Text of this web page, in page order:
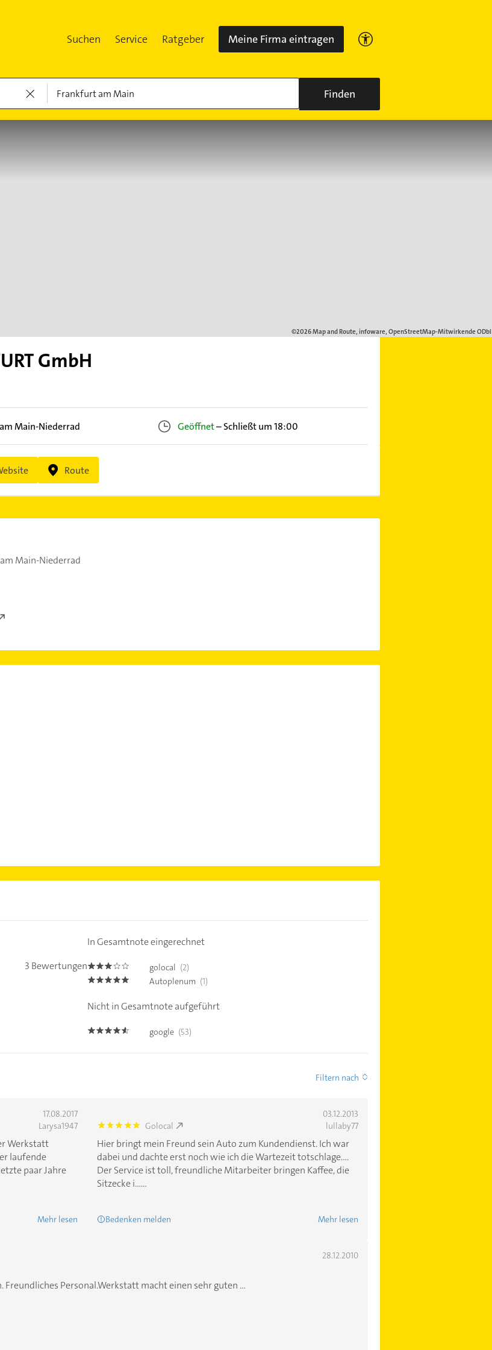
Suchen Service Ratgeber Meine Firma eintragen
Finden
GmbH
Main-Niederrad Geöffnet– Schließt um 18:00
Route
Main-Niederrad
3 Bewertungen
In Gesamtnote eingerechnet
3.0 golocal (2)
4.8 Autoplenum (1)
Nicht in Gesamtnote aufgeführt
4.5 google (53)
Filtern nach
17.08.2017
Larysa1947
Werkstatt
laufende
paar Jahre
Mehr lesen
03.12.2013
5.0 Golocal lullaby77
Hier bringt mein Freund sein Auto zum Kundendienst. Ich war
dabei und dachte erst noch wie ich die Wartezeit totschlage....
Der Service ist toll, freundliche Mitarbeiter bringen Kaffee, die
Sitzecke i......
Bedenken melden Mehr lesen
28.12.2010
Personal.Werkstatt macht einen sehr guten ...